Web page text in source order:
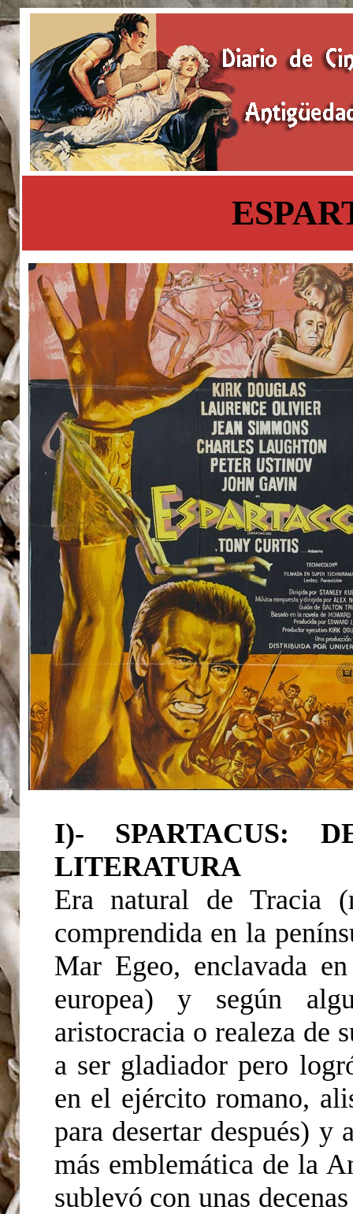
I)- SPARTACUS:
LITERATURA
Era natural de Tracia
comprendida en la
Mar Egeo, enclavada
europea) y según
aristocracia o realeza de
a ser gladiador pero
en el ejército romano,
para desertar después)
más emblemática de la
sublevó con unas